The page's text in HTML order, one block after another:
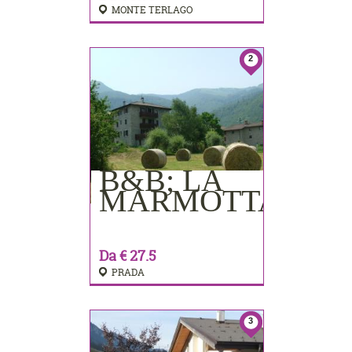
MONTE TERLAGO
2
B&B; LA
MARMOTTA
Da € 27.5
PRADA
PRENOTA
3